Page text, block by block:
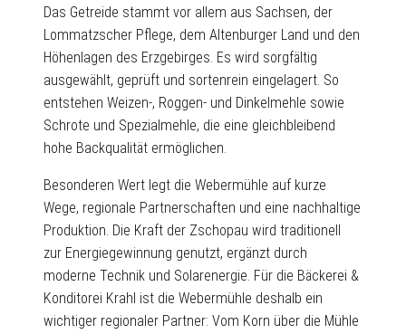
Das Getreide stammt vor allem aus Sachsen, der
Lommatzscher Pflege, dem Altenburger Land und den
Höhenlagen des Erzgebirges. Es wird sorgfältig
ausgewählt, geprüft und sortenrein eingelagert. So
entstehen Weizen-, Roggen- und Dinkelmehle sowie
Schrote und Spezialmehle, die eine gleichbleibend
hohe Backqualität ermöglichen.
Besonderen Wert legt die Webermühle auf kurze
Wege, regionale Partnerschaften und eine nachhaltige
Produktion. Die Kraft der Zschopau wird traditionell
zur Energiegewinnung genutzt, ergänzt durch
moderne Technik und Solarenergie. Für die Bäckerei &
Konditorei Krahl ist die Webermühle deshalb ein
wichtiger regionaler Partner: Vom Korn über die Mühle